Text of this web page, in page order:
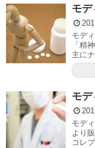
モデ
モデ
「精
主に
モデ
モデ
より
コレ